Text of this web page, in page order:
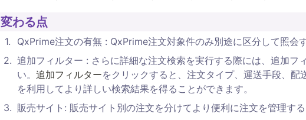
変わる点
1.
QxPrime注文の有無 : QxPrime注文対象件のみ別途に区分して照会
2. 追加フィルター : さらに詳細な注文検索を実行する際には、追加フ
い。 追加フィルターをクリックすると、注文タイプ、運送手段、配
を利用してより詳しい検索結果を得ることができます。
3. 販売サイト: 販売サイト別の注文を分けてより便利に注文を管理する